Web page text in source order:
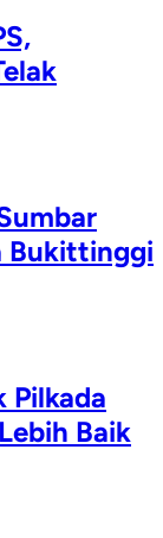
Bukittinggi
Pilkada
Baik